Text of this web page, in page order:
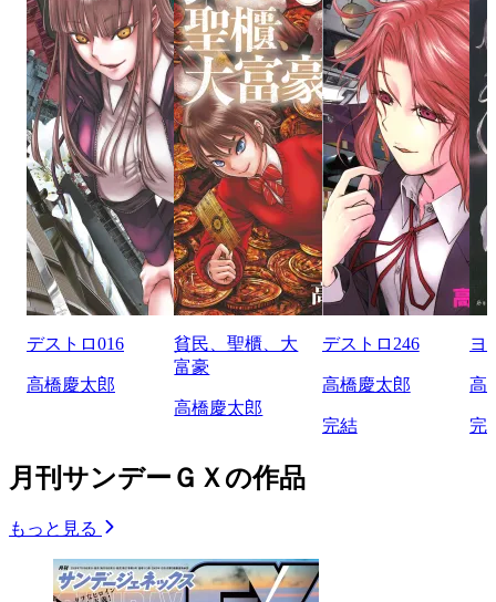
デストロ016
高橋慶太郎
貧民、聖櫃、大
富豪
高橋慶太郎
デストロ246
高橋慶太郎
完結
ヨ
高
完
月刊サンデーＧＸの作品
もっと見る